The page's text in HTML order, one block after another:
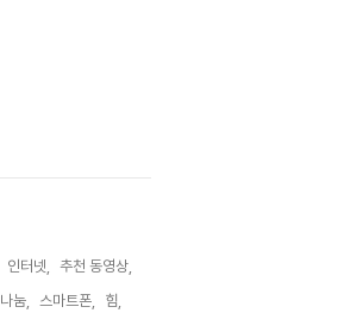
인터넷,
추천 동영상,
나눔, 스마트폰,
힘,